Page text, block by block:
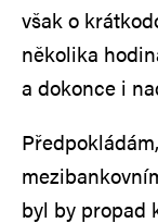
však o
několika
a dokonce i
byl by propad